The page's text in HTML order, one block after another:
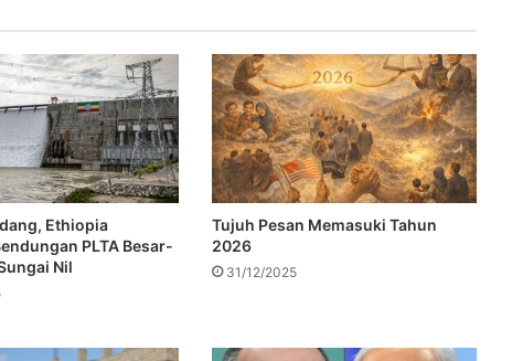
Ethiopia
PLTA Besar-
Nil
Tujuh Pesan Memasuki Tahun
2026
31/12/2025